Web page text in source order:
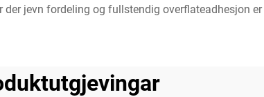
jevn fordeling og fullstendig overflateadhesjon